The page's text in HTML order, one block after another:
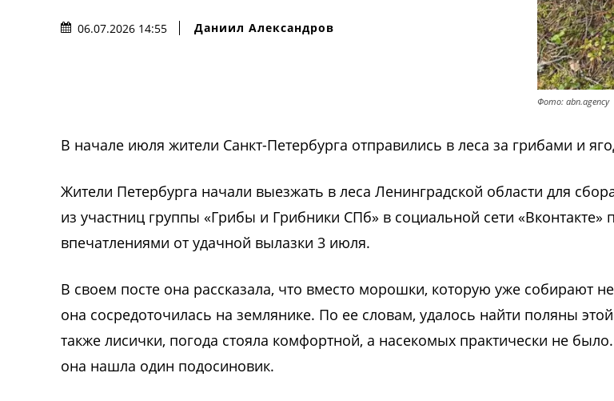
06.07.2026 14:55 Даниил Александров
Фото: abn.agency
В начале июля жители Санкт-Петербурга отправились в леса за грибами и
Жители Петербурга начали выезжать в леса Ленинградской области для
из участниц группы «Грибы и Грибники СПб» в социальной сети «Вконтакте»
впечатлениями от удачной вылазки 3 июля.
В своем посте она рассказала, что вместо морошки, которую уже собирают
она сосредоточилась на землянике. По ее словам, удалось найти поляны
также лисички, погода стояла комфортной, а насекомых практически не
она нашла один подосиновик.